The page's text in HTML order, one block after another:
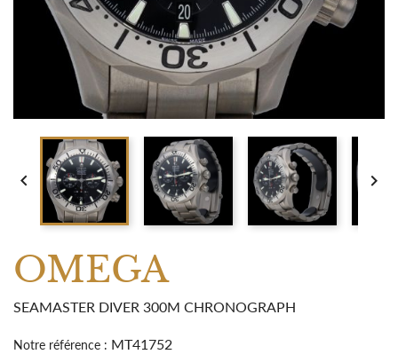
 
OMEGA
SEAMASTER DIVER 300M CHRONOGRAPH
Notre référence : MT41752